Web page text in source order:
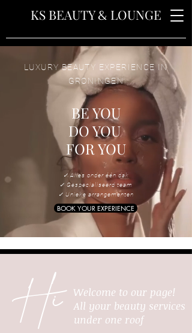
KS BEAUTY& LOUNGE
LUXURY BEAUTY EXPERIENCE IN
GRONINGEN
BE YOU
DO YOU
FOR YOU
✓ ​ Alles onder één dak
✓ Gespecialiseerd team
✓ Unieke arrangementen
BOOK YOUR EXPERIENCE
Hi
Welcome to our page!
All your beauty services
under one roof